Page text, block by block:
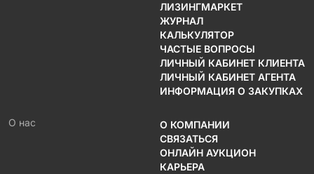
ЛИЗИНГМАРКЕТ
ЖУРНАЛ
КАЛЬКУЛЯТОР
ЧАСТЫЕ ВОПРОСЫ
ЛИЧНЫЙ КАБИНЕТ КЛИЕНТА
ЛИЧНЫЙ КАБИНЕТ АГЕНТА
ИНФОРМАЦИЯ О ЗАКУПКАХ
О нас
О КОМПАНИИ
СВЯЗАТЬСЯ
ОНЛАЙН АУКЦИОН
КАРЬЕРА